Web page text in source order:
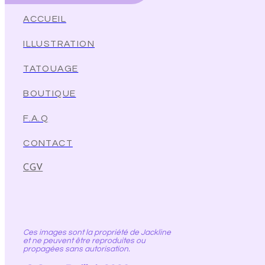
ACCUEIL
TATOUAGE
ILLUSTRATION
BOUTIQUE
CGV
F.A.Q
CONTACT
Ces images sont la propriété de Jackline
et ne peuvent être reproduites ou
propagées sans autorisation.